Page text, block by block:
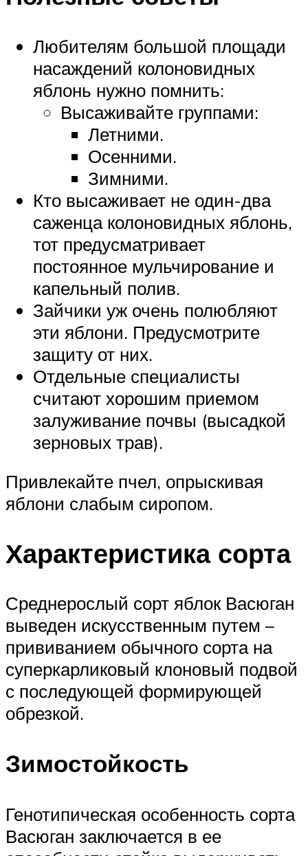
Любителям большой площади
насаждений колоновидных
яблонь нужно помнить:
Высаживайте группами:
Летними.
Осенними.
Зимними.
Кто высаживает не один-два
саженца колоновидных яблонь,
тот предусматривает
постоянное мульчирование и
капельный полив.
Зайчики уж очень полюбляют
эти яблони. Предусмотрите
защиту от них.
Отдельные специалисты
считают хорошим приемом
залуживание почвы (высадкой
зерновых трав).
Привлекайте пчел, опрыскивая
яблони слабым сиропом.
Характеристика сорта
Среднерослый сорт яблок Васюган
выведен искусственным путем –
прививанием обычного сорта на
суперкарликовый клоновый подвой
с последующей формирующей
обрезкой.
Зимостойкость
Генотипическая особенность сорта
Васюган заключается в ее